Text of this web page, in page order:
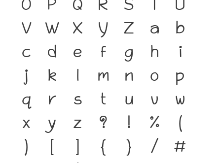
O
P Q R S T
U
V
W X Y Z a
b
c
d e f g h
i
j
k l m n o
p
q
r s t u v
w
x
y z ? ! %
(
)
{ } /
#